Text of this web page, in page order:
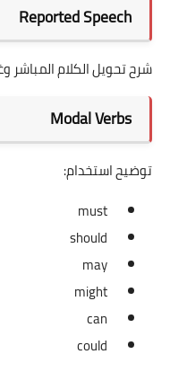
Reported Speech
شرح تحويل الكلام
Modal Verbs
توضيح استخدام:
must
should
may
might
can
could